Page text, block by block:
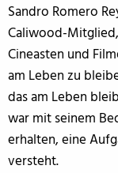
Sandro Romero
Caliwood-
Cineasten und
am Leben zu
das am Leben
war mit seinem
erhalten, eine
versteht.